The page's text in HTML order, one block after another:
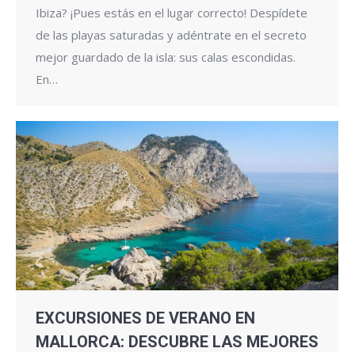
Ibiza? ¡Pues estás en el lugar correcto! Despídete
de las playas saturadas y adéntrate en el secreto
mejor guardado de la isla: sus calas escondidas.
En…
EXCURSIONES DE VERANO EN
MALLORCA: DESCUBRE LAS MEJORES